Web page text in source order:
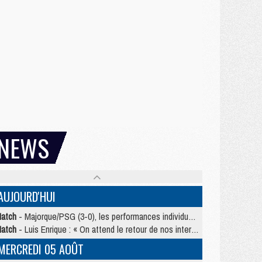
- Majorque/PSG (3-0), les performances individuelles
- Luis Enrique : « On attend le retour de nos internationaux »
05 AOÛT